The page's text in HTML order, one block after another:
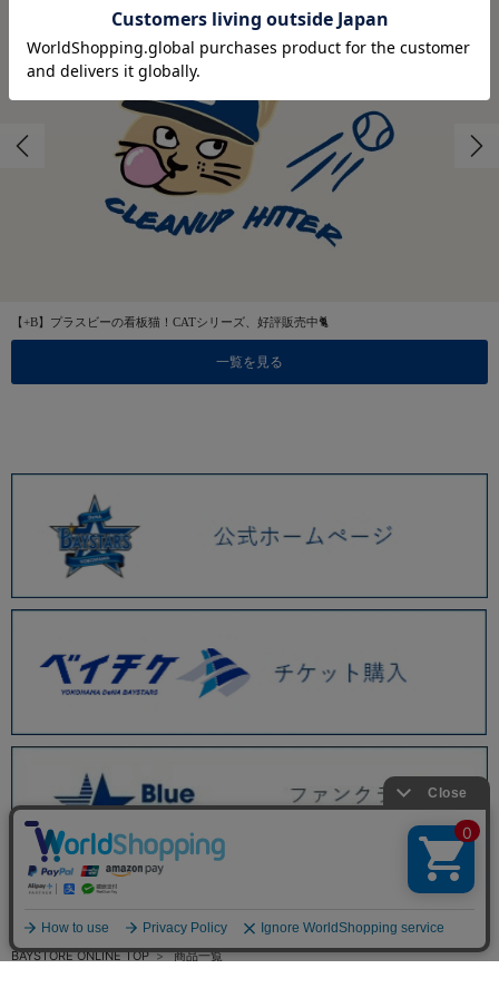
【+B】プラスビーの看板猫！CATシリーズ、好評販売中🐈
一覧を見る
BAYSTORE ONLINE TOP 商品一覧